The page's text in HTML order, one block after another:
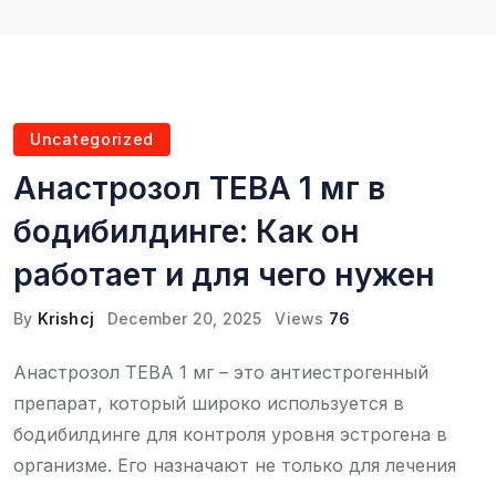
Uncategorized
Анастрозол ТЕВА 1 мг в
бодибилдинге: Как он
работает и для чего нужен
By Krishcj December 20, 2025 Views 76
Анастрозол ТЕВА 1 мг – это антиестрогенный
препарат, который широко используется в
бодибилдинге для контроля уровня эстрогена в
организме. Его назначают не только для лечения